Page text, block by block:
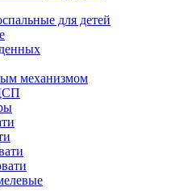
для детей
механизмом